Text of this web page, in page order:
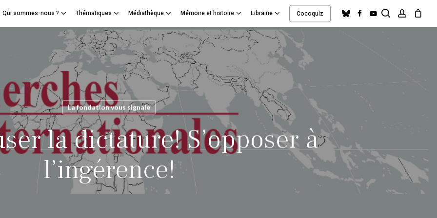
Qui sommes-nous ? Thématiques Médiathèque Mémoire et histoire Librairie Cocoquiz blueskyfacebookyoutube search
account
Panier Cart
La fondation vous signale
la dictature! S’opposer à
l’ingérence!